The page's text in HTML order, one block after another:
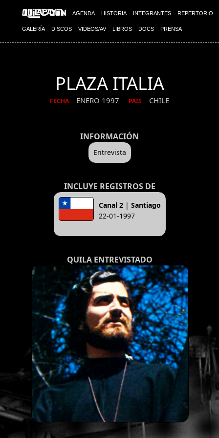
AGENDA HISTORIA INTEGRANTES REPERTORIO
GALERÍA DISCOS VIDEOS/AV LIBROS DOCS PRENSA
PLAZA ITALIA
FECHA ENERO 1997 PAIS CHILE
INFORMACIÓN
Entrevista
INCLUYE REGISTROS DE
Canal 2| Santiago
22-01-1997
QUILA ENTREVISTADO